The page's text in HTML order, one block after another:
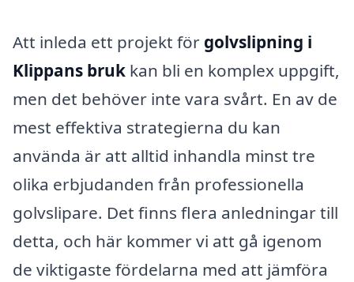
Att inleda ett projekt för golvslipning i
Klippans bruk kan bli en komplex uppgift,
men det behöver inte vara svårt. En av de
mest effektiva strategierna du kan
använda är att alltid inhandla minst tre
olika erbjudanden från professionella
golvslipare. Det finns flera anledningar till
detta, och här kommer vi att gå igenom
de viktigaste fördelarna med att jämföra